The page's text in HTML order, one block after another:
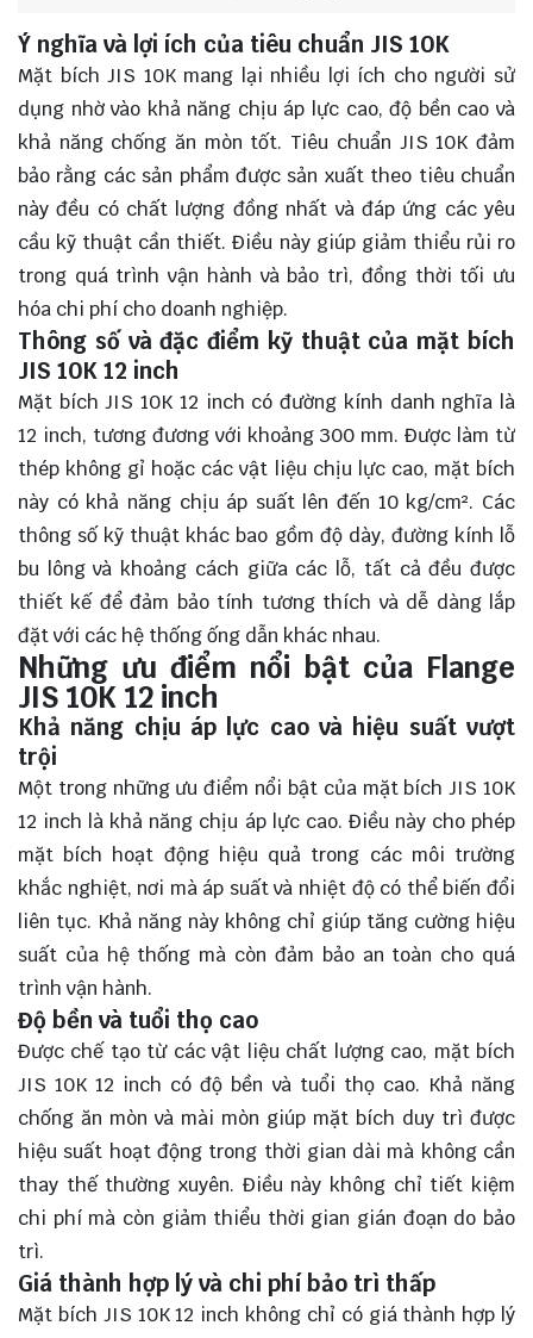
Ý nghĩa và lợi ích của tiêu chuẩn JIS 10K
Mặt bích JIS 10K mang lại nhiều lợi ích cho người sử
dụng nhờ vào khả năng chịu áp lực cao, độ bền cao và
khả năng chống ăn mòn tốt. Tiêu chuẩn JIS 10K đảm
bảo rằng các sản phẩm được sản xuất theo tiêu chuẩn
này đều có chất lượng đồng nhất và đáp ứng các yêu
cầu kỹ thuật cần thiết. Điều này giúp giảm thiểu rủi ro
trong quá trình vận hành và bảo trì, đồng thời tối ưu
hóa chi phí cho doanh nghiệp.
Thông số và đặc điểm kỹ thuật của mặt bích
JIS 10K 12 inch
Mặt bích JIS 10K 12 inch có đường kính danh nghĩa là
12 inch, tương đương với khoảng 300 mm. Được làm từ
thép không gỉ hoặc các vật liệu chịu lực cao, mặt bích
này có khả năng chịu áp suất lên đến 10 kg/cm². Các
thông số kỹ thuật khác bao gồm độ dày, đường kính lỗ
bu lông và khoảng cách giữa các lỗ, tất cả đều được
thiết kế để đảm bảo tính tương thích và dễ dàng lắp
đặt với các hệ thống ống dẫn khác nhau.
Những ưu điểm nổi bật của Flange
JIS 10K 12 inch
Khả năng chịu áp lực cao và hiệu suất vượt
trội
Một trong những ưu điểm nổi bật của mặt bích JIS 10K
12 inch là khả năng chịu áp lực cao. Điều này cho phép
mặt bích hoạt động hiệu quả trong các môi trường
khắc nghiệt, nơi mà áp suất và nhiệt độ có thể biến đổi
liên tục. Khả năng này không chỉ giúp tăng cường hiệu
suất của hệ thống mà còn đảm bảo an toàn cho quá
trình vận hành.
Độ bền và tuổi thọ cao
Được chế tạo từ các vật liệu chất lượng cao, mặt bích
JIS 10K 12 inch có độ bền và tuổi thọ cao. Khả năng
chống ăn mòn và mài mòn giúp mặt bích duy trì được
hiệu suất hoạt động trong thời gian dài mà không cần
thay thế thường xuyên. Điều này không chỉ tiết kiệm
chi phí mà còn giảm thiểu thời gian gián đoạn do bảo
trì.
Giá thành hợp lý và chi phí bảo trì thấp
Mặt bích JIS 10K 12 inch không chỉ có giá thành hợp lý